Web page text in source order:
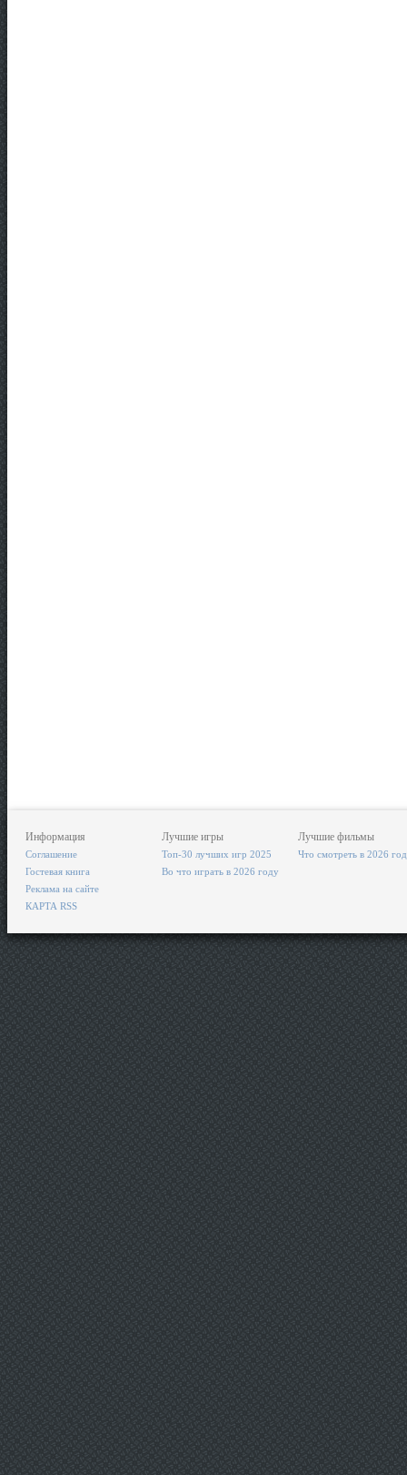
Информация
Соглашение
Гостевая книга
Реклама на сайте
КАРТА RSS
Лучшие игры
Топ-30 лучших игр 2025
Во что играть в 2026 году
Лучшие фильмы
Что смотреть в 2026